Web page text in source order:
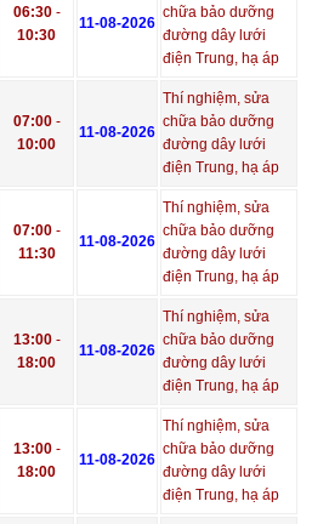
06:30-
10:30
11-08-2026
chữa bảo dưỡng
đường dây lưới
điện Trung, hạ áp
07:00-
10:00
11-08-2026
Thí nghiệm, sửa
chữa bảo dưỡng
đường dây lưới
điện Trung, hạ áp
07:00-
11:30
11-08-2026
Thí nghiệm, sửa
chữa bảo dưỡng
đường dây lưới
điện Trung, hạ áp
13:00-
18:00
11-08-2026
Thí nghiệm, sửa
chữa bảo dưỡng
đường dây lưới
điện Trung, hạ áp
13:00-
18:00
11-08-2026
Thí nghiệm, sửa
chữa bảo dưỡng
đường dây lưới
điện Trung, hạ áp